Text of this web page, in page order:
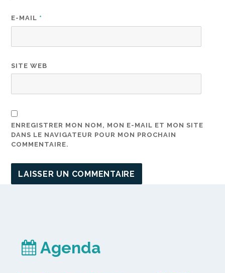
E-MAIL *
SITE WEB
ENREGISTRER MON NOM, MON E-MAIL ET MON SITE
DANS LE NAVIGATEUR POUR MON PROCHAIN
COMMENTAIRE.
Agenda